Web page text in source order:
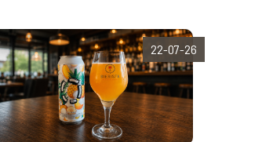
22-07-26